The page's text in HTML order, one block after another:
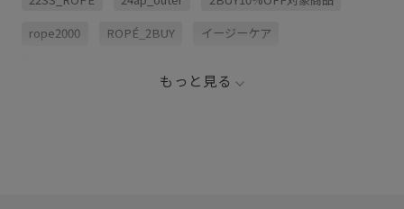
rope2000 ROPÉ_2BUY イージーケア
もっと見る